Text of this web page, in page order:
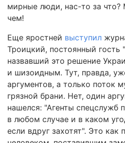
мирные люди, нас-то за
чем!
Еще яростней выступил
Троицкий, постоянный гость
назвавший это решение
и шизоидным. Тут, правда,
аргументов, а только поток
грязной брани. Нет, один
нашелся: "Агенты спецслужб
в любом случае и в каком
если вдруг захотят". Это как